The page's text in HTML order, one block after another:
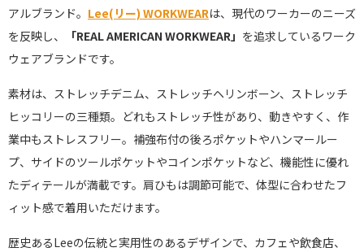
アルブランド。 Lee(リー) WORKWEARは、現代のワーカーのニーズ
を反映し、
「REAL AMERICAN WORKWEAR」 を追求しているワーク
ウェアブランドです。
素材は、ストレッチデニム、ストレッチヘリンボーン、ストレッチ
ヒッコリーの三種類。どれもストレッチ性があり、動きやすく、作
業中もストレスフリー。補強布付の後ろポケットやハンマールー
プ、サイドのツールポケットやコインポケットなど、機能性に優れ
たディテールが満載です。肩ひもは調節可能で、体型に合わせたフ
ィット感で着用いただけます。
歴史あるLeeの伝統と実用性のあるデザインで、カフェや飲食店、